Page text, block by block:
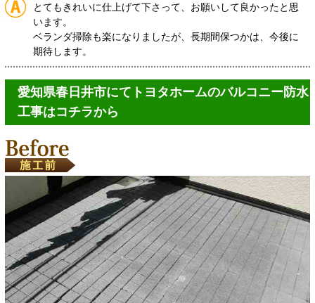
とてもきれいに仕上げて下さって、お願いして良かったと思
います。
ベランダ掃除も楽になりましたが、長期間保つかは、今後に
期待します。
愛知県春日井市にてトヨタホームのバルコニー防水
工事はコチラから